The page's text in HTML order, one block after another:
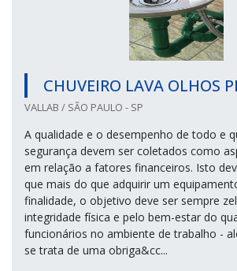
CHUVEIRO LAVA OLHOS
VALLAB / SÃO PAULO - SP
A qualidade e o desempenho de todo e
segurança devem ser coletados como
em relação a fatores financeiros. Isto
que mais do que adquirir um
finalidade, o objetivo deve ser sempre
integridade física e pelo bem-estar do
funcionários no ambiente de trabalho -
se trata de uma obriga&cc...